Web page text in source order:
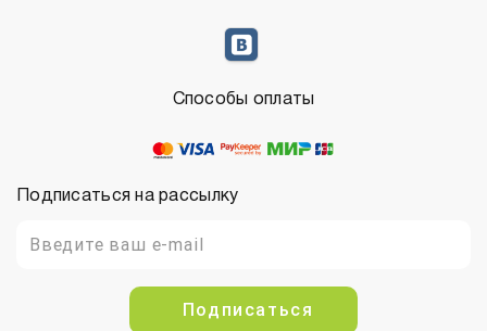
Подписаться на рассылку
Подписаться
Способы оплаты